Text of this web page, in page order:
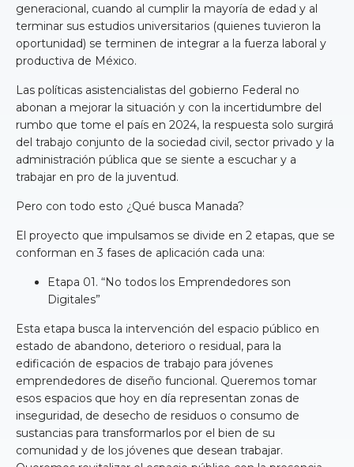
generacional, cuando al cumplir la mayoría de edad y al
terminar sus estudios universitarios (quienes tuvieron la
oportunidad) se terminen de integrar a la fuerza laboral y
productiva de México.
Las políticas asistencialistas del gobierno Federal no
abonan a mejorar la situación y con la incertidumbre del
rumbo que tome el país en 2024, la respuesta solo surgirá
del trabajo conjunto de la sociedad civil, sector privado y la
administración pública que se siente a escuchar y a
trabajar en pro de la juventud.
Pero con todo esto ¿Qué busca Manada?
El proyecto que impulsamos se divide en 2 etapas, que se
conforman en 3 fases de aplicación cada una:
Etapa 01. “No todos los Emprendedores son
Digitales”
Esta etapa busca la intervención del espacio público en
estado de abandono, deterioro o residual, para la
edificación de espacios de trabajo para jóvenes
emprendedores de diseño funcional. Queremos tomar
esos espacios que hoy en día representan zonas de
inseguridad, de desecho de residuos o consumo de
sustancias para transformarlos por el bien de su
comunidad y de los jóvenes que desean trabajar.